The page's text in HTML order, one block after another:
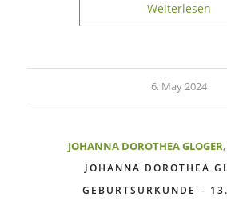
Weiterlesen
6. May 2024
JOHANNA DOROTHEA GLOGER,
JOHANNA DOROTHEA
GEBURTSURKUNDE –